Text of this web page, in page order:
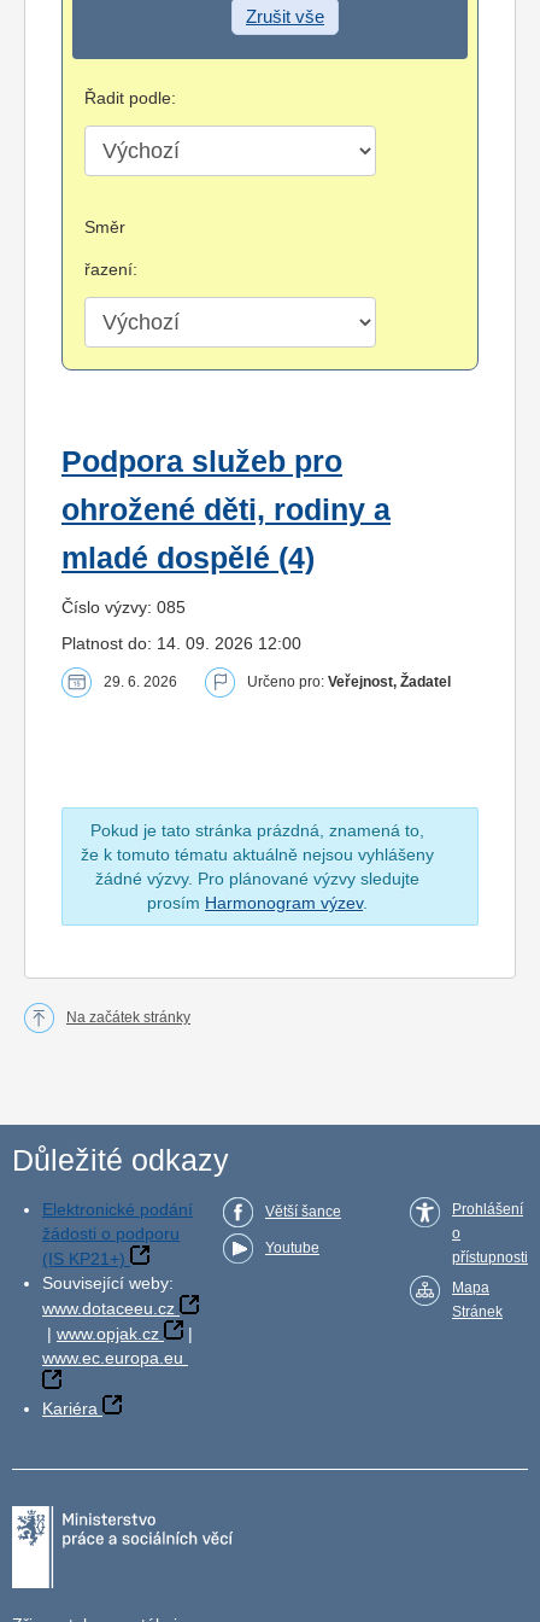
Zrušit vše
Řadit podle:
Směr
řazení:
Podpora služeb pro
ohrožené děti, rodiny a
mladé dospělé (4)
Číslo výzvy: 085
Platnost do: 14. 09. 2026 12:00
29. 6. 2026 Určeno pro: Veřejnost, Žadatel
Pokud je tato stránka prázdná, znamená to,
že k tomuto tématu aktuálně nejsou vyhlášeny
žádné výzvy. Pro plánované výzvy sledujte
prosím Harmonogram výzev.
Na začátek stránky
Důležité odkazy
Elektronické podání
žádosti o podporu
(IS KP21+)
Související weby:
www.dotaceeu.cz
| www.opjak.cz
|
www.ec.europa.eu
Kariéra
Větší šance
Youtube
Prohlášení
o
přístupnosti
Mapa
Stránek